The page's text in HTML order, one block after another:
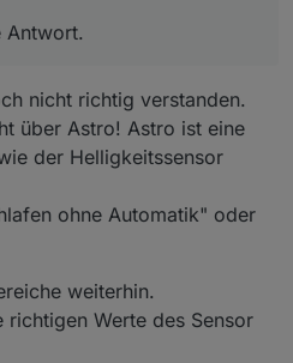
Antwort.
nicht richtig verstanden.
über Astro! Astro ist eine
der Helligkeitssensor
ohne Automatik" oder
weiterhin.
Werte des Sensor